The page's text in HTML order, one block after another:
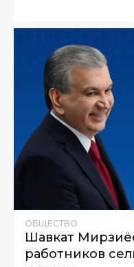
ОБЩЕСТВО
Шавкат
работников